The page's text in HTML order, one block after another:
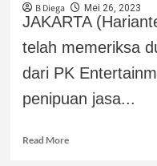
B Diega Mei 26, 2023
JAKARTA
telah memeriksa
dari PK
penipuan jasa...
Read More